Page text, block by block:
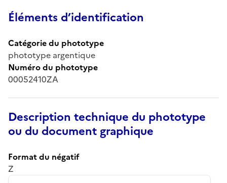
Éléments d’identification
Catégorie du phototype
phototype argentique
Numéro du phototype
00052410ZA
Description technique du phototype
ou du document graphique
Format du négatif
Z